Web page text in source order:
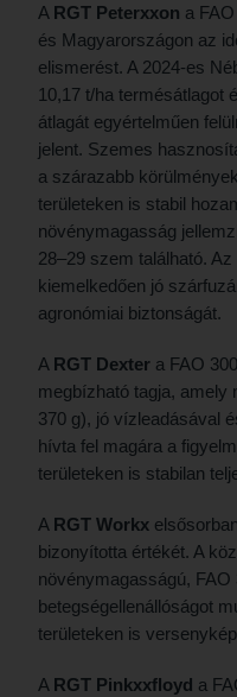
A RGT Peterxxon a
és Magyarországon az
elismerést. A 2024-es
10,17 t/ha termésátlagot
átlagát egyértelműen
jelent. Szemes
a szárazabb
területeken is stabil
növénymagasság
28–29 szem található.
kiemelkedően jó
agronómiai biztonságát.
A RGT Dexter a FAO
megbízható tagja, amely
370 g), jó vízleadásával
hívta fel magára a
területeken is stabilan
A RGT Workx
bizonyította értékét. A
növénymagasságú,
betegségellenállóságot
területeken is
A RGT Pinkxxfloyd a